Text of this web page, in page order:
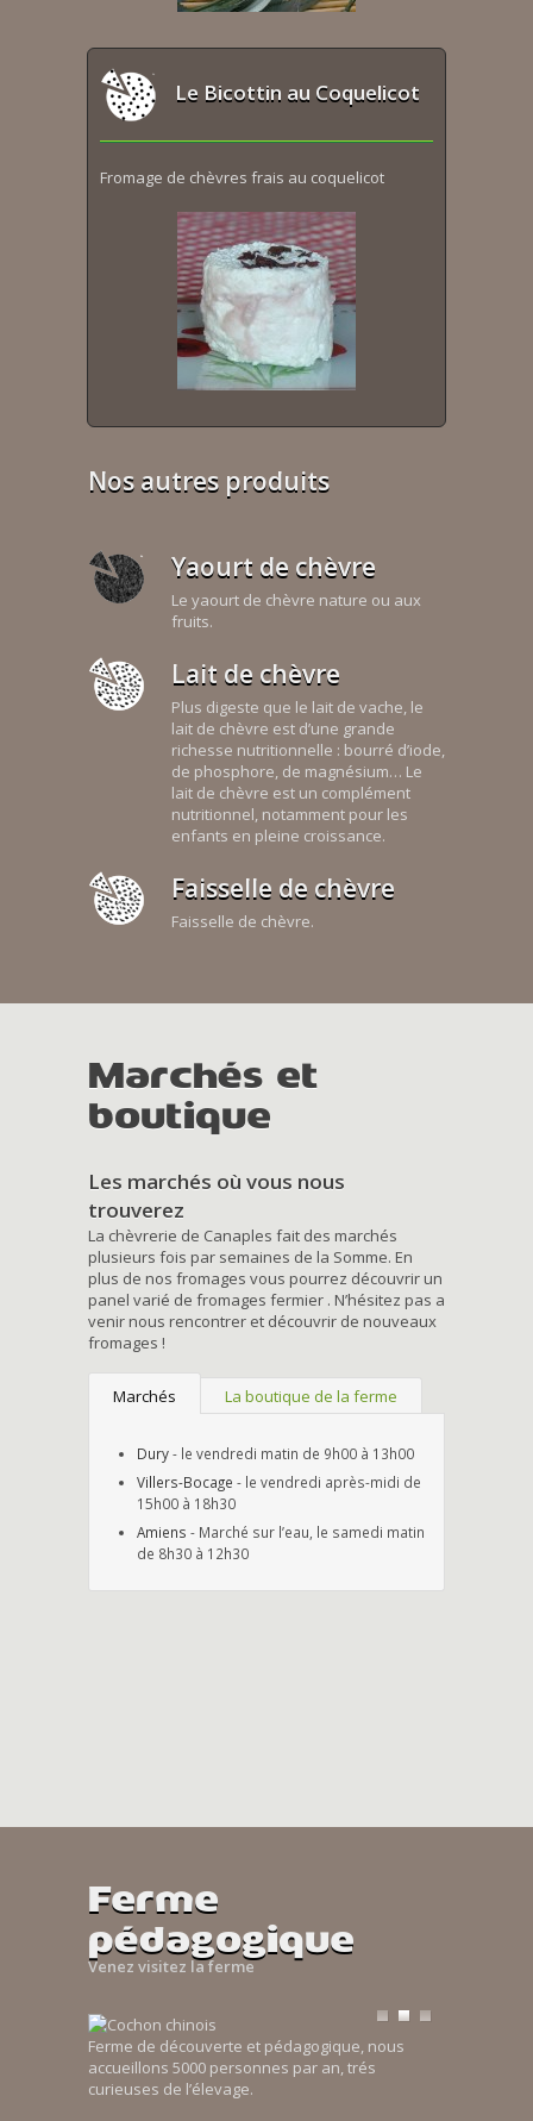
Le Bicottin au Coquelicot
Fromage de chèvres frais au coquelicot
Nos autres produits
Yaourt de chèvre
Le yaourt de chèvre nature ou aux
fruits.
Lait de chèvre
Plus digeste que le lait de vache, le
lait de chèvre est d’une grande
richesse nutritionnelle : bourré d’iode,
de phosphore, de magnésium… Le
lait de chèvre est un complément
nutritionnel, notamment pour les
enfants en pleine croissance.
Faisselle de chèvre
Faisselle de chèvre.
Marchés et
boutique
Les marchés où vous nous
trouverez
La chèvrerie de Canaples fait des marchés
plusieurs fois par semaines de la Somme. En
plus de nos fromages vous pourrez découvrir un
panel varié de fromages fermier . N’hésitez pas a
venir nous rencontrer et découvrir de nouveaux
fromages !
Marchés La boutique de la ferme
Dury- le vendredi matin de 9h00 à 13h00
Villers-Bocage - le vendredi après-midi de
15h00 à 18h30
Amiens - Marché sur l’eau, le samedi matin
de 8h30 à 12h30
Ferme
pédagogique
Venez visitez la ferme
Ferme de découverte et pédagogique, nous
accueillons 5000 personnes par an, trés
curieuses de l’élevage.